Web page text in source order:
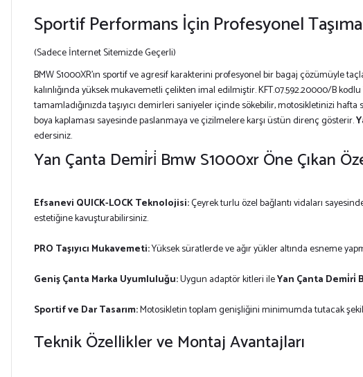
Sportif Performans İçin Profesyonel
(Sadece İnternet Sitemizde Geçerli)
BMW S1000XR’ın sportif ve agresif karakterini profesyonel bir bagaj çözümüyle
kalınlığında yüksek mukavemetli çelikten imal edilmiştir. KFT.07.592.20000/B kodlu
tamamladığınızda taşıyıcı demirleri saniyeler içinde sökebilir, motosikletinizi
boya kaplaması sayesinde paslanmaya ve çizilmelere karşı üstün direnç gösterir.
edersiniz.
Yan Çanta Demi̇ri̇ Bmw S1000xr Öne Çıkan
Efsanevi QUICK-LOCK Teknolojisi:Çeyrek turlu özel bağlantı vidaları
estetiğine kavuşturabilirsiniz.
PRO Taşıyıcı Mukavemeti:Yüksek süratlerde ve ağır yükler altında esneme
Geniş Çanta Marka Uyumluluğu:Uygun adaptör kitleri ileYan Çanta Demi̇ri̇
Sportif ve Dar Tasarım:Motosikletin toplam genişliğini minimumda tutacak
Teknik Özellikler ve Montaj Avantajları